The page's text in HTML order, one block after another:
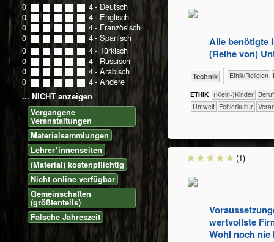
Alle benötigte
(Reihe von)
​Technik ​​​​​​​​​​Ethik/​Religion
ETHIK (Klein-)Kinder ​​​​​​​​​​​​​​​Beruf
​​​​​Umwelt ​​Fehlerkultur
wertvollste
Wohl noch nie
(1)
0 0 1 2 3 4- Deutsch
0
0 1 2 3 4- Englisch
0
0 1 2 3 4- Französisch
0
0 1 2 3 4- Spanisch
0
0 1 2 3 4- Türkisch
0
0 1 2 3 4- Russisch
0
0 1 2 3 4- Arabisch
0
0 1 2 3 4- Andere
... NICHT anzeigen
Vergangene
Veranstaltungen
Materialsammlungen
Lehrer*innenseiten
(Material) kostenpflichtig
Nicht online verfügbar
Gemeinschaften
(größtenteils)
Falsche Jahreszeit